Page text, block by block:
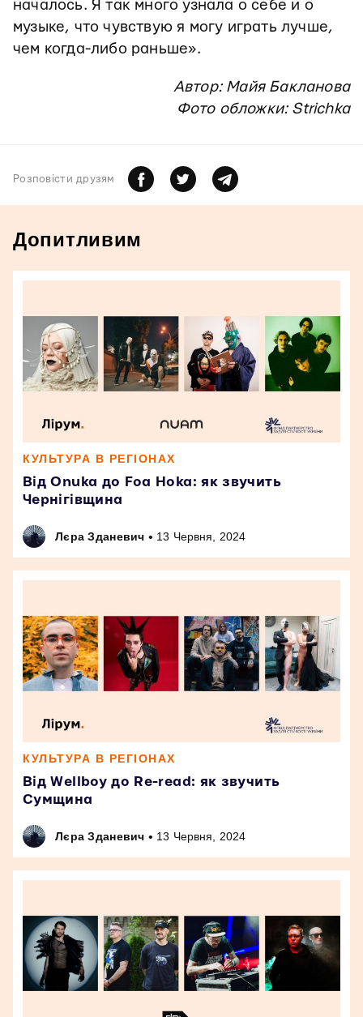
началось. Я так много узнала о себе и о
музыке, что чувствую я могу играть лучше,
чем когда-либо раньше».
Автор: Майя Бакланова
Фото обложки: Strichka
Розповiсти друзям
Допитливим
КУЛЬТУРА В РЕГІОНАХ
Від Onuka до Foa Hoka: як звучить
Чернігівщина
Лєра Зданевич • 13 Червня, 2024
КУЛЬТУРА В РЕГІОНАХ
Від Wellboy до Re-read: як звучить
Сумщина
Лєра Зданевич • 13 Червня, 2024